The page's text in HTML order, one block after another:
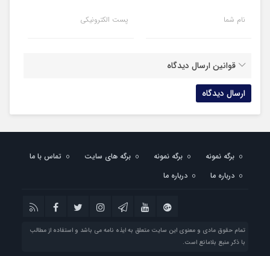
نام شما پست الکترونیکی
قوانین ارسال دیدگاه
برگه نمونه برگه نمونه برگه های سایت
تماس با ما
درباره ما
درباره ما
تمام حقوق مادی و معنوی این سایت متعلق به ایذه نامه می باشد و استفاده از مطالب
با ذکر منبع بلامانع است.